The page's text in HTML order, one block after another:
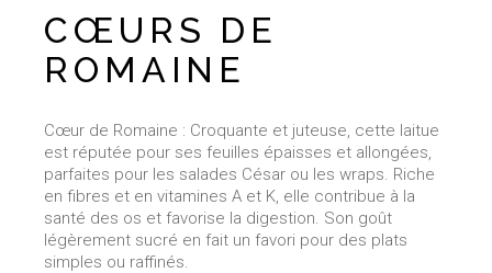
CŒURS DE
ROMAINE
Cœur de Romaine : Croquante et juteuse, cette laitue
est réputée pour ses feuilles épaisses et allongées,
parfaites pour les salades César ou les wraps. Riche
en fibres et en vitamines A et K, elle contribue à la
santé des os et favorise la digestion. Son goût
légèrement sucré en fait un favori pour des plats
simples ou raffinés.